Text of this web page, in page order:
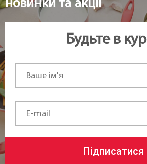
новинки та акції
Будьте в
Підписатися